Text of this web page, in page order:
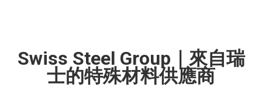
Swiss Steel Group｜來自瑞
士的特殊材料供應商